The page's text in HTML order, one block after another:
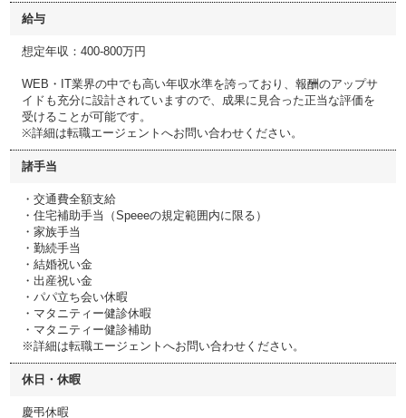
給与
想定年収：400-800万円
WEB・IT業界の中でも高い年収水準を誇っており、報酬のアップサ
イドも充分に設計されていますので、成果に見合った正当な評価を
受けることが可能です。
※詳細は転職エージェントへお問い合わせください。
諸手当
・交通費全額支給
・住宅補助手当（Speeeの規定範囲内に限る）
・家族手当
・勤続手当
・結婚祝い金
・出産祝い金
・パパ立ち会い休暇
・マタニティー健診休暇
・マタニティー健診補助
※詳細は転職エージェントへお問い合わせください。
休日・休暇
慶弔休暇